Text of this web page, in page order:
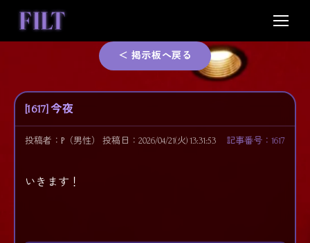
content
＜ 掲示板へ戻る
[1617] 今夜
投稿者： P （男性） 投稿日：2026/04/21(火) 13:31:53 記事番号：1617
いきます！